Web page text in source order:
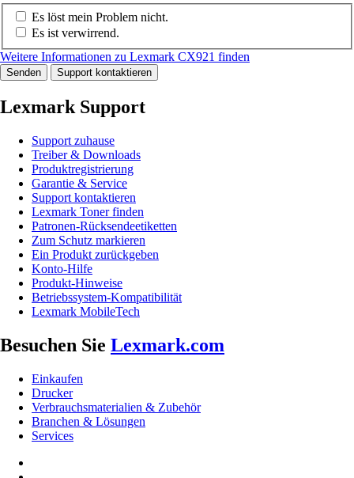
Es löst mein Problem nicht.
Es ist verwirrend.
Weitere Informationen zu Lexmark CX921 finden
Senden Support kontaktieren
Lexmark Support
Support zuhause
Treiber & Downloads
Produktregistrierung
Garantie & Service
Support kontaktieren
Lexmark Toner finden
Patronen-Rücksendeetiketten
Zum Schutz markieren
Ein Produkt zurückgeben
Konto-Hilfe
Produkt-Hinweise
Betriebssystem-Kompatibilität
Lexmark MobileTech
Besuchen Sie Lexmark.com
Einkaufen
Drucker
Verbrauchsmaterialien & Zubehör
Branchen & Lösungen
Services